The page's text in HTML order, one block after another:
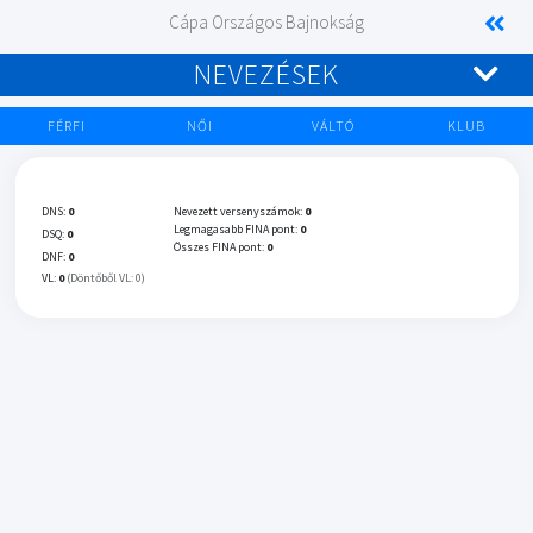
Cápa Országos Bajnokság
NEVEZÉSEK
FÉRFI NŐI VÁLTÓ KLUB
DNS: 0
DSQ: 0
DNF: 0
VL: 0 (Döntőből VL: 0)
Nevezett versenyszámok: 0
Legmagasabb FINA pont: 0
Összes FINA pont: 0